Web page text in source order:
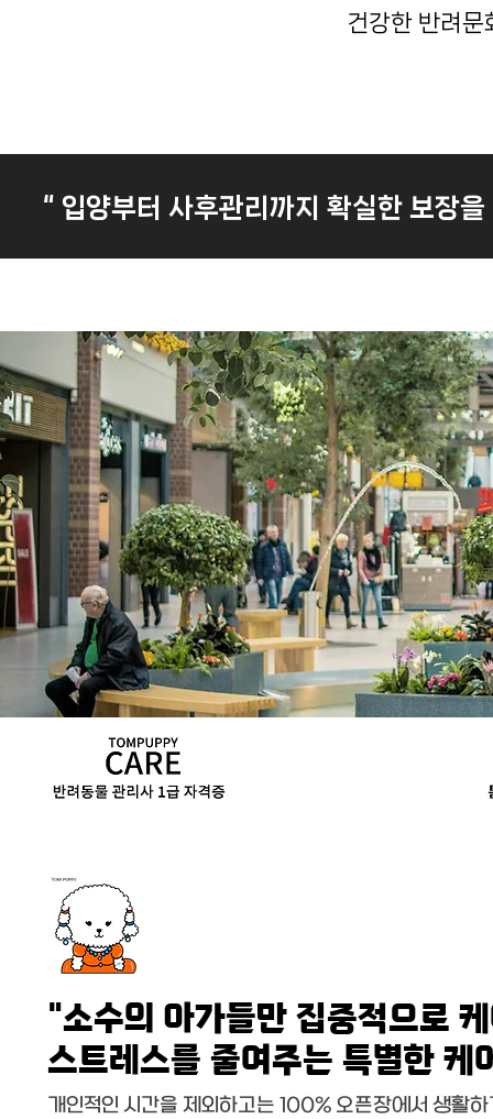
건강한 반려문
“ 입양부터 사후관리까지 확실한 보장
"소수의 아가들만 집중적으로
스트레스를 줄여주는 특별한 케
개인적인 시간을 제외하고는 100% 오픈장에서 생활